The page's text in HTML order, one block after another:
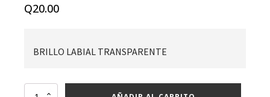
Q20.00
BRILLO LABIAL TRANSPARENTE